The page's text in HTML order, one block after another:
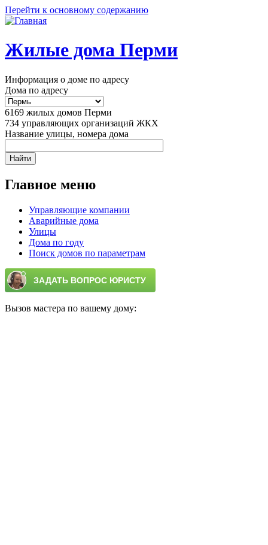
Перейти к основному содержанию
Жилые дома Перми
Информация о доме по адресу
Дома по адресу
6169 жилых домов Перми
734 управляющих организаций ЖКХ
Название улицы, номера дома
Главное меню
Управляющие компании
Аварийные дома
Улицы
Дома по году
Поиск домов по параметрам
Вызов мастера по вашему дому: